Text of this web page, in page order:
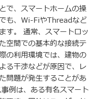
で、スマートホームの操
も、Wi-FiやThreadなど
す。 通常、スマートロッ
空間での基本的な接続テ
の利用環境では、建物の
る干渉などが原因で、レ
問題が発生することがあ
例は、ある有名スマート